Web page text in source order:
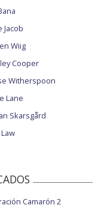
Jacob
Wiig
Cooper
Witherspoon
Lane
Skarsgård
Camarón 2